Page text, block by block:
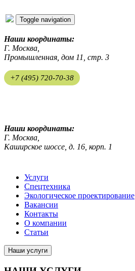
Toggle navigation
Наши координаты:
Г. Москва,
Промышленная, дом 11, стр. 3
+7 (495) 720-70-38
Наши координаты:
Г. Москва,
Каширское шоссе, д. 16, корп. 1
Услуги
Спецтехника
Экологическое проектирование
Вакансии
Контакты
О компании
Статьи
Наши услуги